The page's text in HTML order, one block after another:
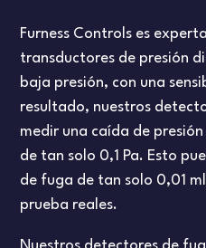
Furness Controls es
transductores de presión
baja presión, con una
resultado, nuestros
medir una caída de
de tan solo 0,1 Pa. Esto
de fuga de tan solo 0,01
prueba reales.